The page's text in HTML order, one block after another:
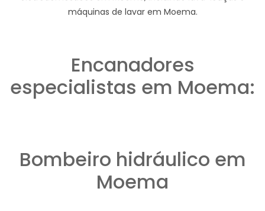
máquinas de lavar em Moema.
Encanadores
especialistas em Moema:
Bombeiro hidráulico em
Moema